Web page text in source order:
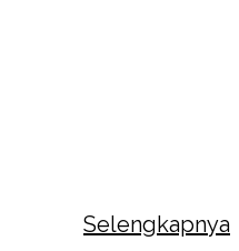
Selengkapnya